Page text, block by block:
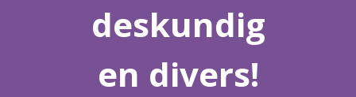
deskundig
en divers!